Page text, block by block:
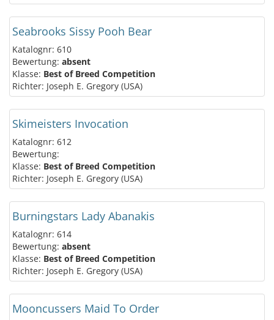
Seabrooks Sissy Pooh Bear
Katalognr: 610
Bewertung: absent
Klasse: Best of Breed Competition
Richter: Joseph E. Gregory (USA)
Skimeisters Invocation
Katalognr: 612
Bewertung:
Klasse: Best of Breed Competition
Richter: Joseph E. Gregory (USA)
Burningstars Lady Abanakis
Katalognr: 614
Bewertung: absent
Klasse: Best of Breed Competition
Richter: Joseph E. Gregory (USA)
Mooncussers Maid To Order